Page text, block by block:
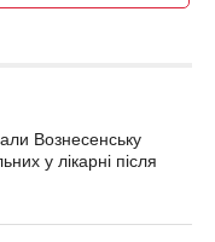
Вознесенську
у лікарні після